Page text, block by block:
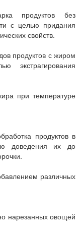
продуктов без
с целью придания
свойств.
продуктов с жиром
при температуре
продуктов в
доведения их до
различных
нарезанных овощей